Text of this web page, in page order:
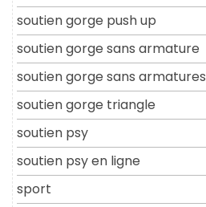
soutien gorge push up
soutien gorge sans armature
soutien gorge sans armatures
soutien gorge triangle
soutien psy
soutien psy en ligne
sport